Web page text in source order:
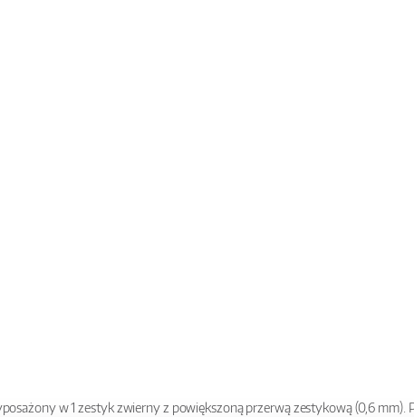
w 1 zestyk zwierny z powiększoną przerwą zestykową (0,6 mm).